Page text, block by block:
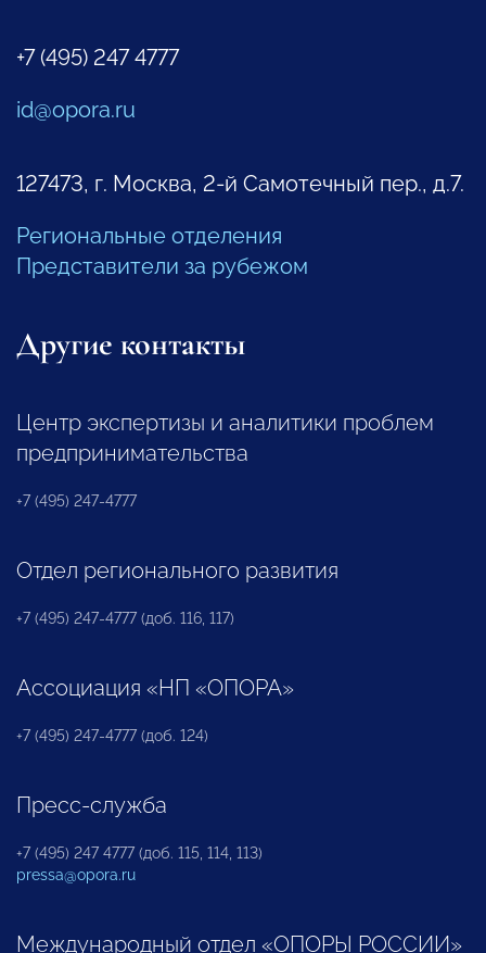
+7 (495) 247 4777
id@opora.ru
127473, г. Москва, 2-й Самотечный пер., д.7.
Региональные отделения
Представители за рубежом
Другие контакты
Центр экспертизы и аналитики проблем
предпринимательства
+7 (495) 247-4777
Отдел регионального развития
+7 (495) 247-4777 (доб. 116, 117)
Ассоциация «НП «ОПОРА»
+7 (495) 247-4777 (доб. 124)
Пресс-служба
+7 (495) 247 4777 (доб. 115, 114, 113)
pressa@opora.ru
Международный отдел «ОПОРЫ РОССИИ»